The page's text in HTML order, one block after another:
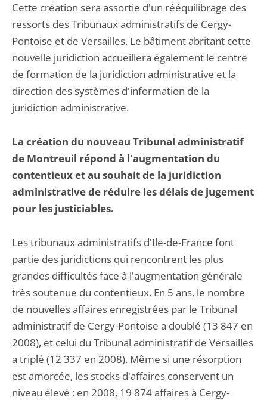
Cette création sera assortie d'un rééquilibrage des
ressorts des Tribunaux administratifs de Cergy-
Pontoise et de Versailles. Le bâtiment abritant cette
nouvelle juridiction accueillera également le centre
de formation de la juridiction administrative et la
direction des systèmes d'information de la
juridiction administrative.
La création du nouveau Tribunal administratif
de Montreuil répond à l'augmentation du
contentieux et au souhait de la juridiction
administrative de réduire les délais de jugement
pour les justiciables.
Les tribunaux administratifs d'Ile-de-France font
partie des juridictions qui rencontrent les plus
grandes difficultés face à l'augmentation générale
très soutenue du contentieux. En 5 ans, le nombre
de nouvelles affaires enregistrées par le Tribunal
administratif de Cergy-Pontoise a doublé (13 847 en
2008), et celui du Tribunal administratif de Versailles
a triplé (12 337 en 2008). Même si une résorption
est amorcée, les stocks d'affaires conservent un
niveau élevé : en 2008, 19 874 affaires à Cergy-